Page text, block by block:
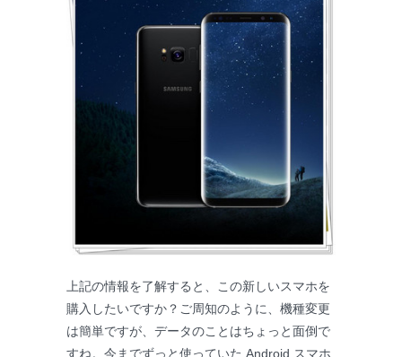
上記の情報を了解すると、この新しいスマホを
購入したいですか？ご周知のように、機種変更
は簡単ですが、データのことはちょっと面倒で
すね。今までずっと使っていた Android スマホ